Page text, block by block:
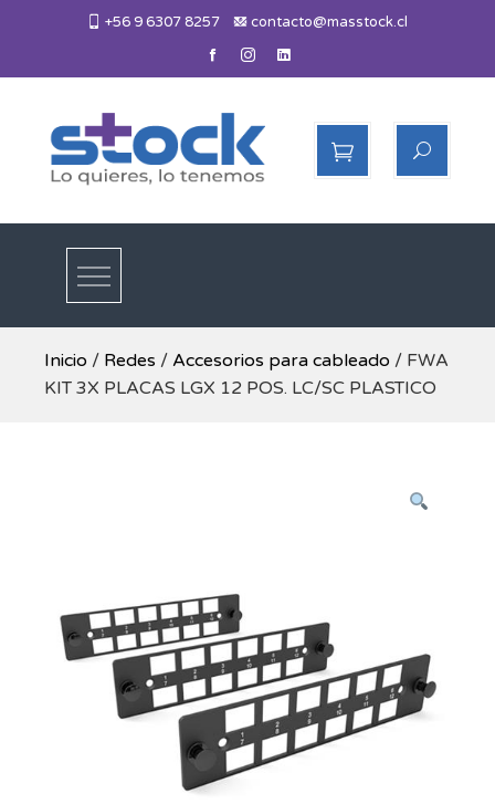
+56 9 6307 8257 contacto@masstock.cl
Más Stock
Inicio / Redes / Accesorios para cableado / FWA
KIT 3X PLACAS LGX 12 POS. LC/SC PLASTICO